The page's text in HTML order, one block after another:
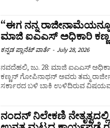
“ಈಗ ನನ್ನ
ಮಾಜಿ ಐಎಎಸ್ ಅಧಿಕಾರಿ
ಕನ್ನಡ ಪ್ಲಾನೆಟ್ ವಾರ್ತೆ - July 28, 2026
ನವದೆಹಲಿ, ಜು. 28: ಮಾಜಿ ಐಎಎಸ್ ಅಧಿಕಾರಿ
ಕಣ್ಣನ್ ಗೋಪಿನಾಥನ್ ಅವರು ತಮ್ಮ
ಸರ್ಕಾರದ ಬಳಿ ಬಾಕಿ ಉಳಿದಿರುವ
ನಂದನ್ ನಿಲೇಕಣಿ